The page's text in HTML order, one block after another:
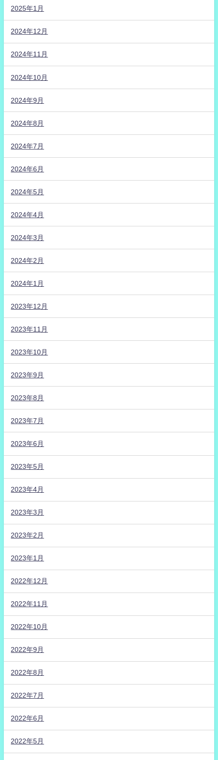
2025年1月
2024年12月
2024年11月
2024年10月
2024年9月
2024年8月
2024年7月
2024年6月
2024年5月
2024年4月
2024年3月
2024年2月
2024年1月
2023年12月
2023年11月
2023年10月
2023年9月
2023年8月
2023年7月
2023年6月
2023年5月
2023年4月
2023年3月
2023年2月
2023年1月
2022年12月
2022年11月
2022年10月
2022年9月
2022年8月
2022年7月
2022年6月
2022年5月